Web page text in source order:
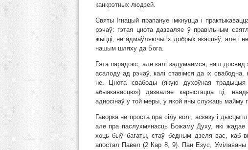
канкрэтных людзей.
Святы Ігнацый прапануе імкнуцца і
рэчаў: гэтая цнота дазваляе ў правільным
жыцці, не адмаўляючы іх добрых якасцяў, але і
нашым шляху да Бога.
Гэта парадокс, але калі задумаемся, наш
асалоду ад рэчаў, калі ставімся да іх
не. Цнота свабоды (якую духоўная традыцыя
абыякавасцю») дазваляе карыстацца ці,
адносінаў у той меры, у якой яны служаць
Гаворка не проста пра сілу волі, аскезу і
але пра паслухмянасць Божаму Духу, які
хоць быў багаты, стаў бедным дзеля вас, каб
апостал Павел (2 Кар 8, 9). Пан Езус, Умілаваны